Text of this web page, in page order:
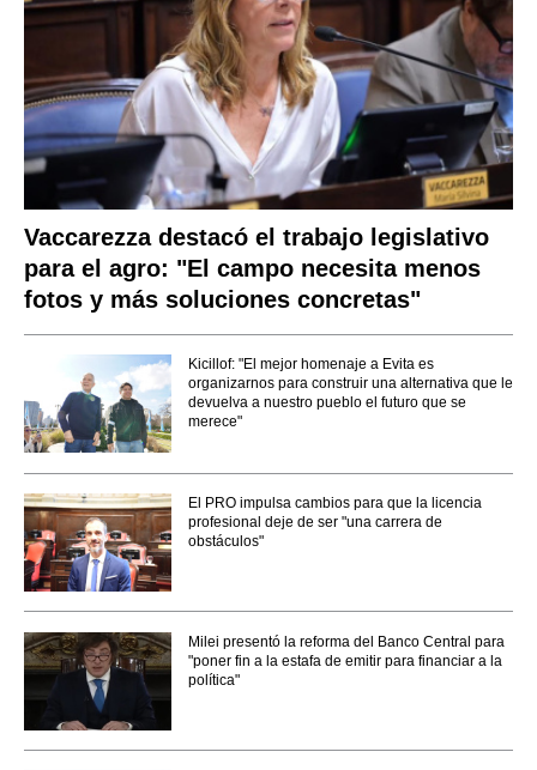
Vaccarezza destacó el trabajo legislativo
para el agro: "El campo necesita menos
fotos y más soluciones concretas"
Kicillof: "El mejor homenaje a Evita es
organizarnos para construir una alternativa que le
devuelva a nuestro pueblo el futuro que se
merece"
El PRO impulsa cambios para que la licencia
profesional deje de ser "una carrera de
obstáculos"
Milei presentó la reforma del Banco Central para
"poner fin a la estafa de emitir para financiar a la
política"